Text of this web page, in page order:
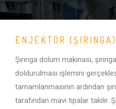
ENJEKTÖR
Şırınga dolum makinası,
doldurulması işlemini
tamamlanmasının ardından
tarafından mavi tıpalar takılır.